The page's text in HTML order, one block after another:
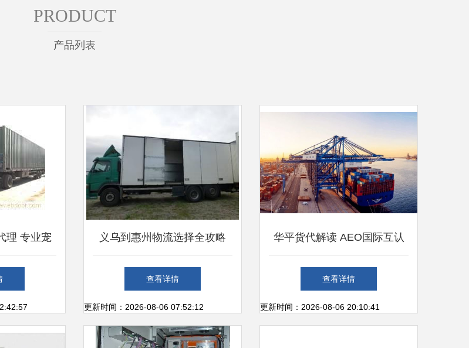
PRODUCT
产品列表
理 专业宠
务详解
义乌到惠州物流选择全攻略
如何找到靠谱的货运代理
查看详情
更新时间：2026-08-06 07:52:12
华平货代解读 AEO国际互认
如何改变全球货运格局
查看详情
更新时间：2026-08-06 20:10:41